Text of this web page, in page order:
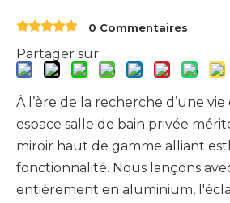
0 Commentaires
Partager sur:
À l’ère de la recherche d’une
espace salle de bain privée
miroir haut de gamme alliant
fonctionnalité. Nous lançons
entièrement en aluminium,